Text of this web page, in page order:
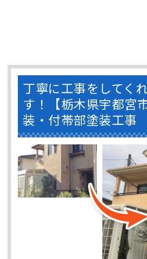
丁寧に工事をしてく
す！【栃木県宇都宮
装・付帯部塗装工事